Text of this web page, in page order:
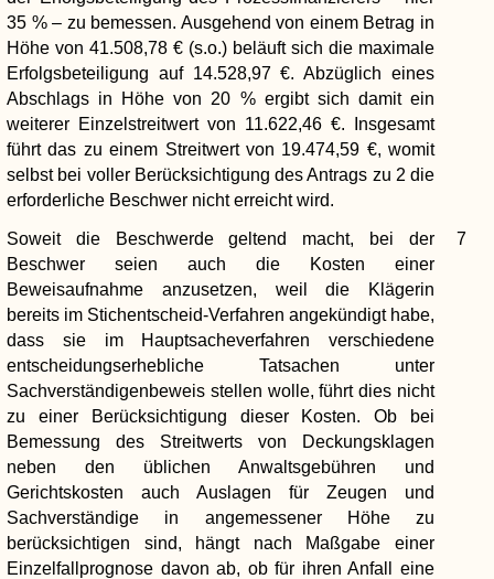
35 % – zu bemessen. Ausgehend von einem Betrag in
Höhe von 41.508,78 € (s.o.) beläuft sich die maximale
Erfolgsbeteiligung auf 14.528,97 €. Abzüglich eines
Abschlags in Höhe von 20 % ergibt sich damit ein
weiterer Einzelstreitwert von 11.622,46 €. Insgesamt
führt das zu einem Streitwert von 19.474,59 €, womit
selbst bei voller Berücksichtigung des Antrags zu 2 die
erforderliche Beschwer nicht erreicht wird.
7
Soweit die Beschwerde geltend macht, bei der
Beschwer seien auch die Kosten einer
Beweisaufnahme anzusetzen, weil die Klägerin
bereits im Stichentscheid-Verfahren angekündigt habe,
dass sie im Hauptsacheverfahren verschiedene
entscheidungserhebliche Tatsachen unter
Sachverständigenbeweis stellen wolle, führt dies nicht
zu einer Berücksichtigung dieser Kosten. Ob bei
Bemessung des Streitwerts von Deckungsklagen
neben den üblichen Anwaltsgebühren und
Gerichtskosten auch Auslagen für Zeugen und
Sachverständige in angemessener Höhe zu
berücksichtigen sind, hängt nach Maßgabe einer
Einzelfallprognose davon ab, ob für ihren Anfall eine